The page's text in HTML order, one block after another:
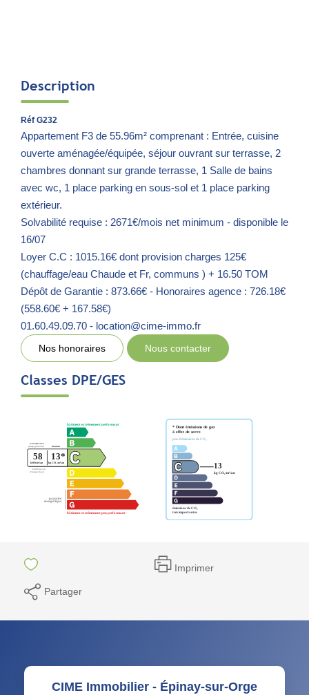
Description
Réf G232
Appartement F3 de 55.96m² comprenant : Entrée, cuisine
ouverte aménagée/équipée, séjour ouvrant sur terrasse, 2
chambres donnant sur grande terrasse, 1 Salle de bains
avec wc, 1 place parking en sous-sol et 1 place parking
extérieur.
Solvabilité requise : 2671€/mois net minimum - disponible le
16/07
Loyer C.C : 1015.16€ dont provision charges 125€
(chauffage/eau Chaude et Fr, communs ) + 16.50 TOM
Dépôt de Garantie : 873.66€ - Honoraires agence : 726.18€
(558.60€ + 167.58€)
01.60.49.09.70 - location@cime-immo.fr
Nos honoraires Nous contacter
Classes DPE/GES
Imprimer
Partager
CIME Immobilier - Épinay-sur-Orge